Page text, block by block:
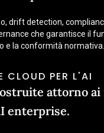
drift detection,
che garantisce il
e la conformità normativa.
CLOUD PER L'AI
attorno
enterprise.